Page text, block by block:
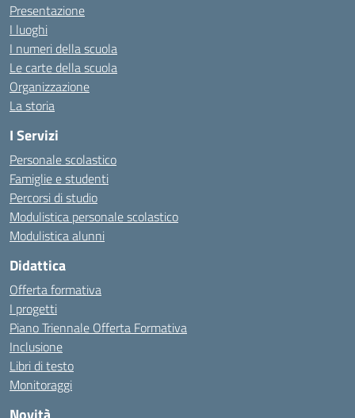
Presentazione
I luoghi
I numeri della scuola
Le carte della scuola
Organizzazione
La storia
I Servizi
Personale scolastico
Famiglie e studenti
Percorsi di studio
Modulistica personale scolastico
Modulistica alunni
Didattica
Offerta formativa
I progetti
Piano Triennale Offerta Formativa
Inclusione
Libri di testo
Monitoraggi